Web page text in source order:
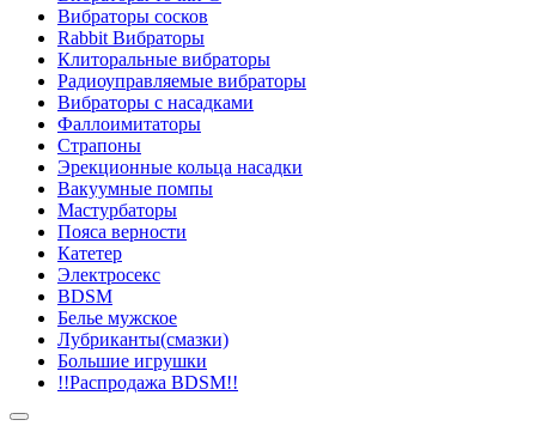
Вибраторы сосков
Rabbit Вибраторы
Клиторальные вибраторы
Радиоуправляемые вибраторы
Вибраторы с насадками
Фаллоимитаторы
Страпоны
Эрекционные кольца насадки
Вакуумные помпы
Мастурбаторы
Пояса верности
Катетер
Электросекс
BDSM
Белье мужское
Лубриканты(смазки)
Большие игрушки
!!Распродажа BDSM!!